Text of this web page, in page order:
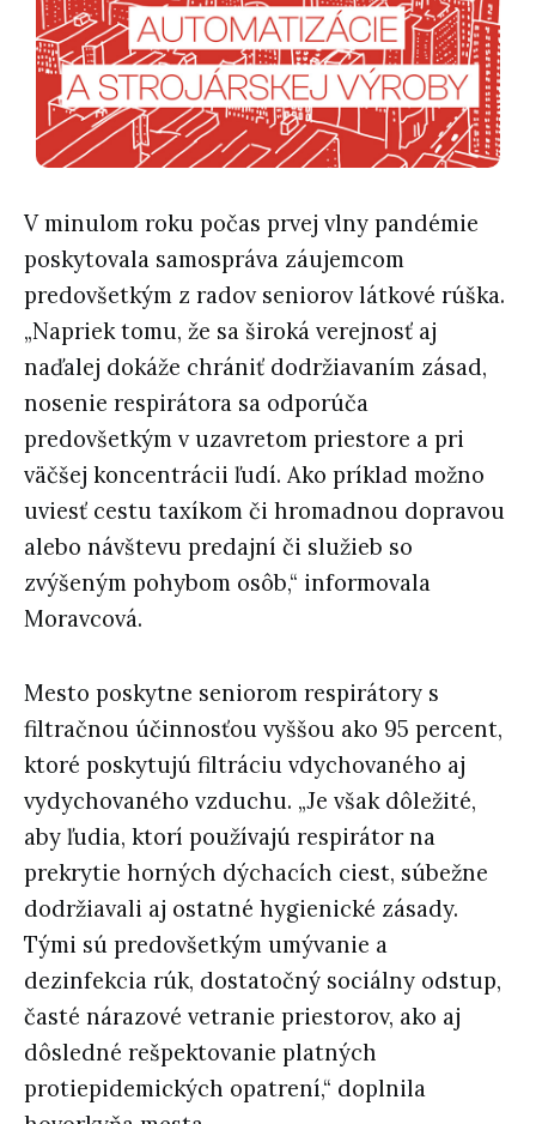
V minulom roku počas prvej vlny pandémie
poskytovala samospráva záujemcom
predovšetkým z radov seniorov látkové rúška.
„Napriek tomu, že sa široká verejnosť aj
naďalej dokáže chrániť dodržiavaním zásad,
nosenie respirátora sa odporúča
predovšetkým v uzavretom priestore a pri
väčšej koncentrácii ľudí. Ako príklad možno
uviesť cestu taxíkom či hromadnou dopravou
alebo návštevu predajní či služieb so
zvýšeným pohybom osôb,“ informovala
Moravcová.
Mesto poskytne seniorom respirátory s
filtračnou účinnosťou vyššou ako 95 percent,
ktoré poskytujú filtráciu vdychovaného aj
vydychovaného vzduchu. „Je však dôležité,
aby ľudia, ktorí používajú respirátor na
prekrytie horných dýchacích ciest, súbežne
dodržiavali aj ostatné hygienické zásady.
Tými sú predovšetkým umývanie a
dezinfekcia rúk, dostatočný sociálny odstup,
časté nárazové vetranie priestorov, ako aj
dôsledné rešpektovanie platných
protiepidemických opatrení,“ doplnila